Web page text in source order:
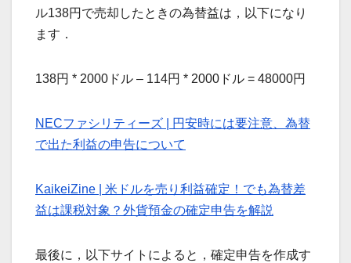
ル138円で売却したときの為替益は，以下になり
ます．
138円 * 2000ドル – 114円 * 2000ドル = 48000円
NECファシリティーズ | 円安時には要注意、為替
で出た利益の申告について
KaikeiZine | 米ドルを売り利益確定！でも為替差
益は課税対象？外貨預金の確定申告を解説
最後に，以下サイトによると，確定申告を作成す